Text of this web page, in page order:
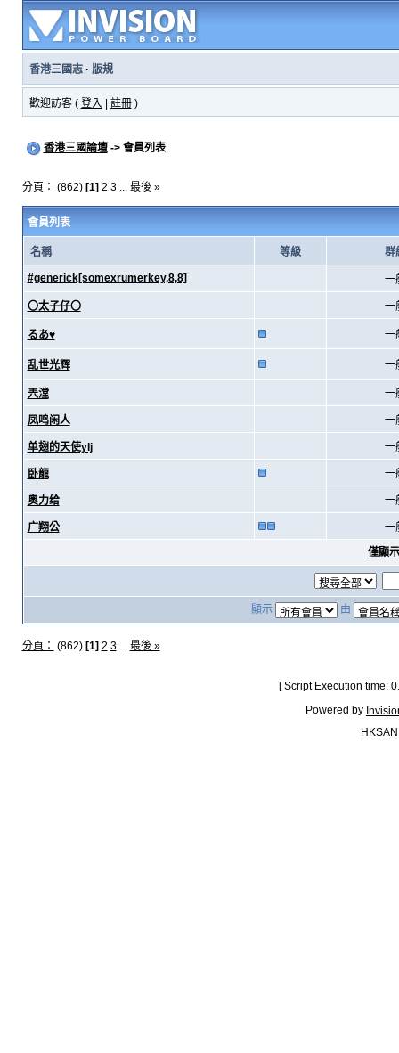
香港三國志· 版規
歡迎訪客 ( 登入 註冊)
香港三國論壇-> 會員列表
分頁： (862) [1] 2 3... 最後 »
會員列表
名稱 等級 群
#generick[somexrumerkey,8,8] 一
〇太子仔〇 一
るあ♥ 一
乱世光辉 一
兲漟 一
凤鸣闲人 一
单翅的天使ylj 一
卧龍 一
奥力给 一
广翔公
一
僅顯
顯示 由
分頁： (862) [1] 2 3... 最後 »
[ Script Execution time:
Powered by